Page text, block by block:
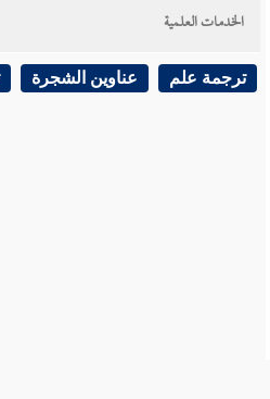
الخدمات العلمية
ترجمة علم عناوين الشجرة